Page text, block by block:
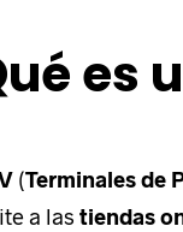
es
(Terminales de
a las tiendas
Palacio de